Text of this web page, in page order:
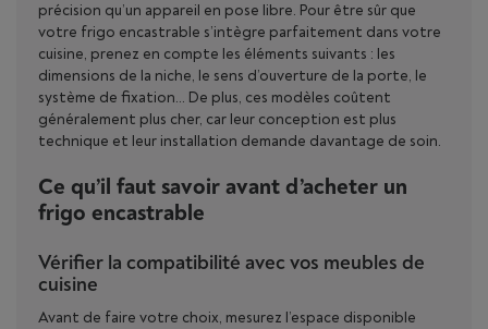
précision qu’un appareil en pose libre. Pour être sûr que
votre frigo encastrable s’intègre parfaitement dans votre
cuisine, prenez en compte les éléments suivants : les
dimensions de la niche, le sens d’ouverture de la porte, le
système de fixation… De plus, ces modèles coûtent
généralement plus cher, car leur conception est plus
technique et leur installation demande davantage de soin.
Ce qu’il faut savoir avant d’acheter un
frigo encastrable
Vérifier la compatibilité avec vos meubles de
cuisine
Avant de faire votre choix, mesurez l’espace disponible